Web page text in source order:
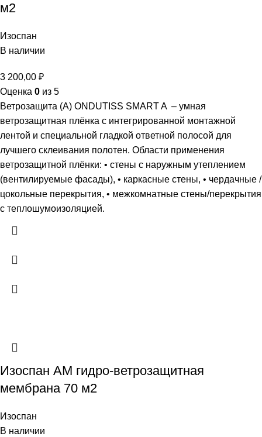
м2
Изоспан
В наличии
3 200,00 ₽
Оценка 0 из 5
Ветрозащита (А) ONDUTISS SMART A – умная
ветрозащитная плёнка с интегрированной монтажной
лентой и специальной гладкой ответной полосой для
лучшего склеивания полотен. Области применения
ветрозащитной плёнки: • стены с наружным утеплением
(вентилируемые фасады), • каркасные стены, • чердачные /
цокольные перекрытия, • межкомнатные стены/перекрытия
с теплошумоизоляцией.
Изоспан АМ гидро-ветрозащитная
мембрана 70 м2
Изоспан
В наличии